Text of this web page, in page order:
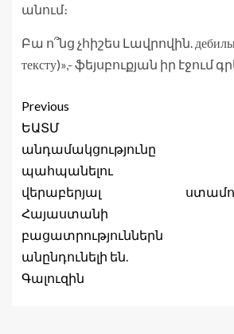
անում։
Բա ո՞նց չհիշես Լավրովին. дебилы
тексту)»,- ֆեյսբուքյան իր էջում
Previous
ԵԱՏՄ
անդամակցությունը
պահպանելու
վերաբերյալ
Հայաստանի
բացատրություններն
անընդունելի են.
Գալուզին